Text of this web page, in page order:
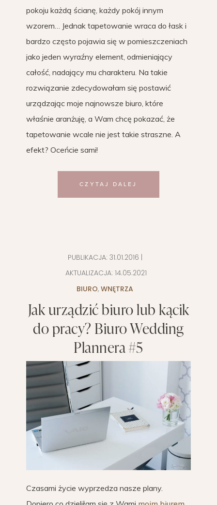
pokoju każdą ścianę, każdy pokój innym
wzorem… Jednak tapetowanie wraca do łask i
bardzo często pojawia się w pomieszczeniach
jako jeden wyraźny element, odmieniający
całość, nadający mu charakteru. Na takie
rozwiązanie zdecydowałam się postawić
urządzając moje najnowsze biuro, które
właśnie aranżuję, a Wam chcę pokazać, że
tapetowanie wcale nie jest takie straszne. A
efekt? Oceńcie sami!
CZYTAJ DALEJ
PUBLIKACJA: 31.01.2016 |
AKTUALIZACJA: 14.05.2021
BIURO, WNĘTRZA
Jak urządzić biuro lub kącik
do pracy? Biuro Wedding
Plannera #5
Czasami życie wyprzedza nasze plany.